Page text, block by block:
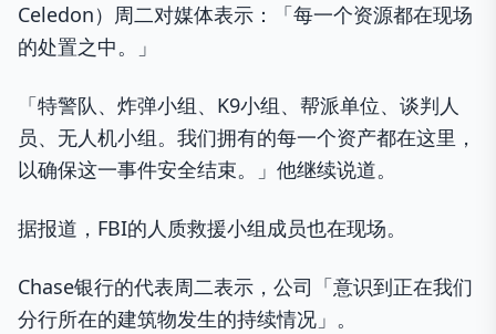
Celedon）周二对媒体表示：「每一个资源都在现场
的处置之中。」
「特警队、炸弹小组、K9小组、帮派单位、谈判人
员、无人机小组。我们拥有的每一个资产都在这里，
以确保这一事件安全结束。」他继续说道。
据报道，FBI的人质救援小组成员也在现场。
Chase银行的代表周二表示，公司「意识到正在我们
分行所在的建筑物发生的持续情况」。